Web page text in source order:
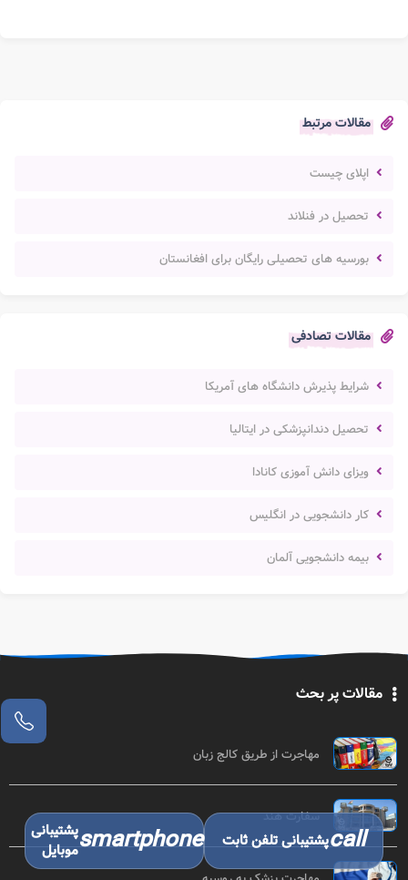
مقالات مرتبط
اپلای چیست
تحصیل در فنلاند
بورسیه های تحصیلی رایگان برای افغانستان
مقالات تصادفی
شرایط پذیرش دانشگاه های آمریکا
تحصیل دندانپزشکی در ایتالیا
ویزای دانش آموزی کانادا
کار دانشجویی در انگلیس
بیمه دانشجویی آلمان
مقالات پر بحث
مهاجرت از طریق کالج زبان
سفارت هند
callپشتیبانی تلفن ثابت smartphoneپشتیبانی
موبایل